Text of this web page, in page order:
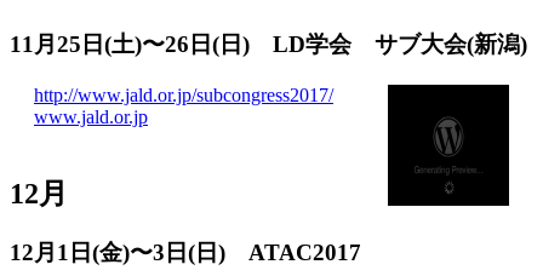
11月25日(土)〜26日(日) LD学会 サブ大会(新潟)
http://www.jald.or.jp/subcongress2017/
www.jald.or.jp
12月
12月1日(金)〜3日(日) ATAC2017